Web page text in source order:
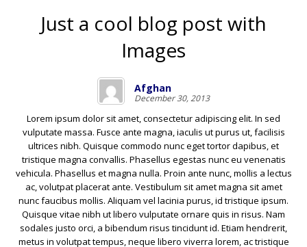
Just a cool blog post with
Images
Afghan
December 30, 2013
Lorem ipsum dolor sit amet, consectetur adipiscing elit. In sed
vulputate massa. Fusce ante magna, iaculis ut purus ut, facilisis
ultrices nibh. Quisque commodo nunc eget tortor dapibus, et
tristique magna convallis. Phasellus egestas nunc eu venenatis
vehicula. Phasellus et magna nulla. Proin ante nunc, mollis a lectus
ac, volutpat placerat ante. Vestibulum sit amet magna sit amet
nunc faucibus mollis. Aliquam vel lacinia purus, id tristique ipsum.
Quisque vitae nibh ut libero vulputate ornare quis in risus. Nam
sodales justo orci, a bibendum risus tincidunt id. Etiam hendrerit,
metus in volutpat tempus, neque libero viverra lorem, ac tristique